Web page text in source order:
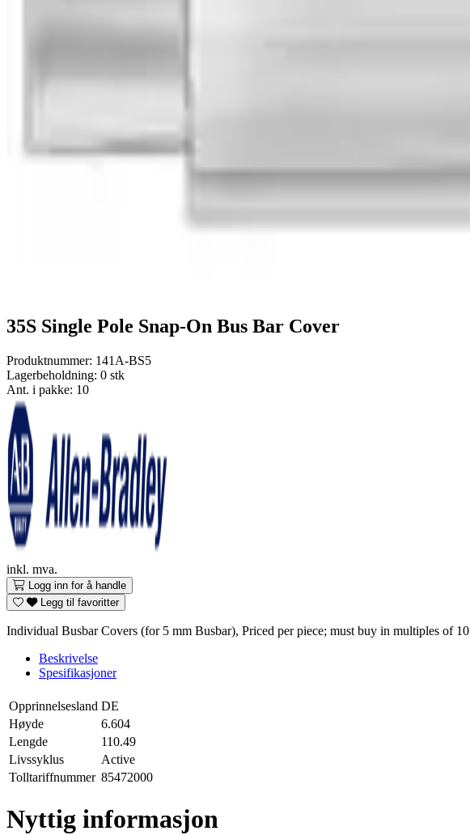
35S Single Pole Snap-On Bus Bar Cover
Produktnummer: 141A-BS5
Lagerbeholdning: 0 stk
Ant. i pakke: 10
inkl. mva.
Logg inn for å handle
Legg til favoritter
Individual Busbar Covers (for 5 mm Busbar), Priced per piece; must buy in multiples of 10
Beskrivelse
Spesifikasjoner
Opprinnelsesland DE
Høyde
6.604
Lengde
110.49
Livssyklus
Active
Tolltariffnummer 85472000
Nyttig informasjon